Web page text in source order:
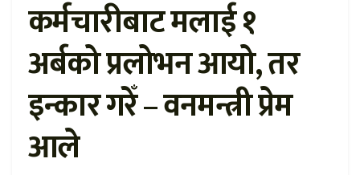
कर्मचारीबाट मलाई १
अर्बको प्रलोभन आयो, तर
इन्कार गरेँ – वनमन्त्री प्रेम
आले